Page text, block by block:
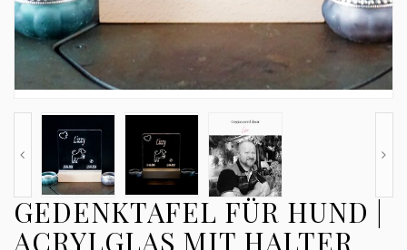
GEDENKTAFEL FÜR HUND |
ACRYLGLAS MIT HALTER